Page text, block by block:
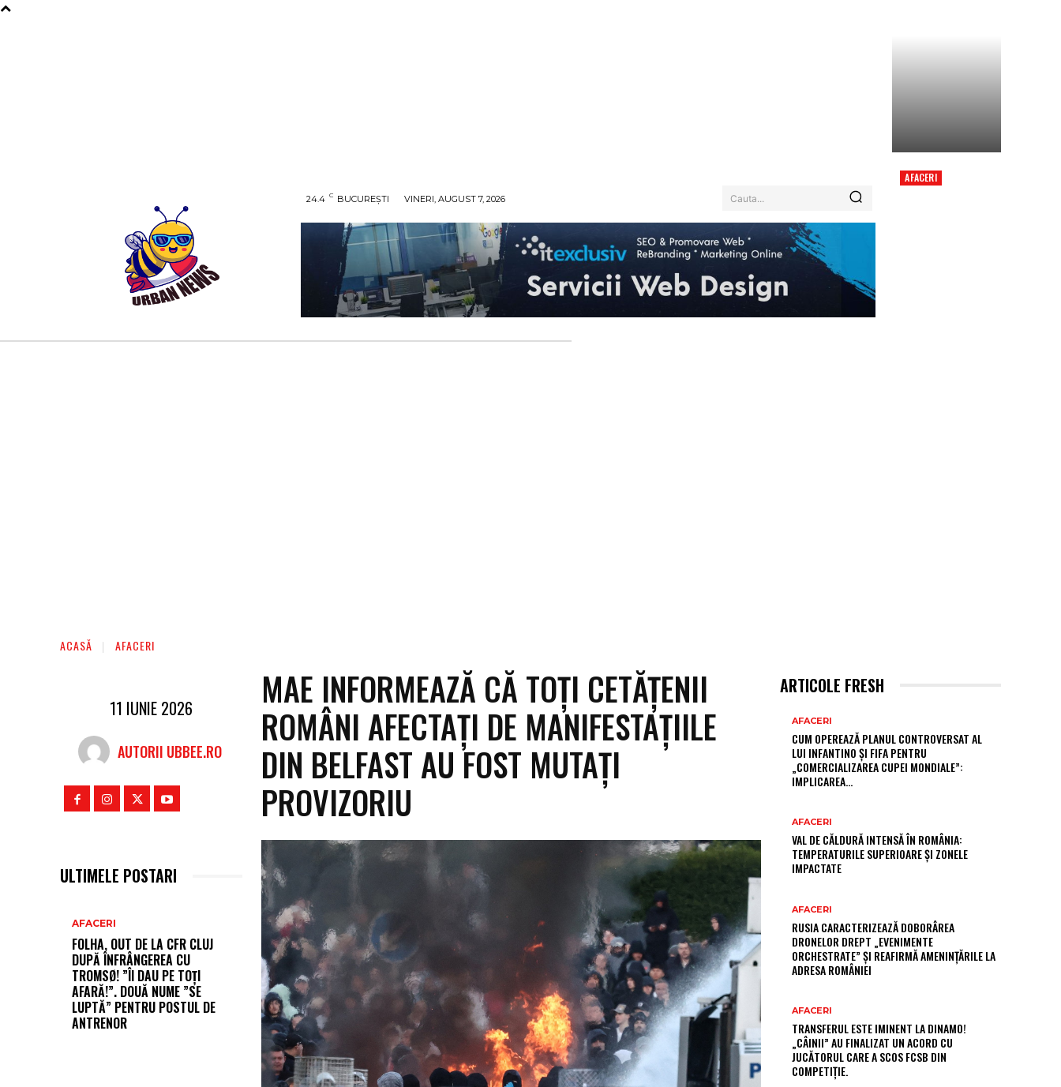
24.4 C BUCUREȘTI VINERI, AUGUST 7, 2026 Cauta...
AFACERI
ACASĂ AFACERI
11 IUNIE 2026
AUTORII UBBEE.RO
ULTIMELE POSTARI
AFACERI
FOLHA, OUT DE LA CFR CLUJ
DUPĂ ÎNFRÂNGEREA CU
TROMSØ! ”ÎI DAU PE TOȚI
AFARĂ!”. DOUĂ NUME ”SE
LUPTĂ” PENTRU POSTUL DE
ANTRENOR
MAE INFORMEAZĂ CĂ TOȚI CETĂȚENII
ROMÂNI AFECTAȚI DE MANIFESTAȚIILE
DIN BELFAST AU FOST MUTAȚI
PROVIZORIU
ARTICOLE FRESH
AFACERI
CUM OPEREAZĂ PLANUL CONTROVERSAT AL
LUI INFANTINO ȘI FIFA PENTRU
„COMERCIALIZAREA CUPEI MONDIALE”:
IMPLICAREA…
AFACERI
VAL DE CĂLDURĂ INTENSĂ ÎN ROMÂNIA:
TEMPERATURILE SUPERIOARE ȘI ZONELE
IMPACTATE
AFACERI
RUSIA CARACTERIZEAZĂ DOBORÂREA
DRONELOR DREPT „EVENIMENTE
ORCHESTRATE” ȘI REAFIRMĂ AMENINȚĂRILE LA
ADRESA ROMÂNIEI
AFACERI
TRANSFERUL ESTE IMINENT LA DINAMO!
„CÂINII” AU FINALIZAT UN ACORD CU
JUCĂTORUL CARE A SCOS FCSB DIN
COMPETIȚIE.